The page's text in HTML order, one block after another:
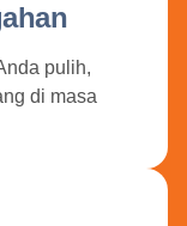
pulih,
di masa